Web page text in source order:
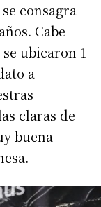
consagra
Cabe
ubicaron 1
a
claras de
buena